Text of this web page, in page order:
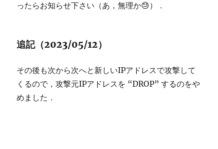
ったらお知らせ下さい（あ，無理か😓）．
追記（2023/05/12）
その後も次から次へと新しいIPアドレスで攻撃して
くるので，攻撃元IPアドレスを “DROP” するのをや
めました．